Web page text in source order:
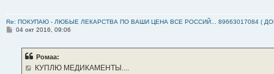
Re: ПОКУПАЮ - ЛЮБЫЕ ЛЕКАРСТВА ПО ВАШИ ЦЕНА ВСЕ РОССИЙ... 89663017084 (
С04 окт 2016, 09:06
Ромаа:
КУПЛЮ МЕДИКАМЕНТЫ....